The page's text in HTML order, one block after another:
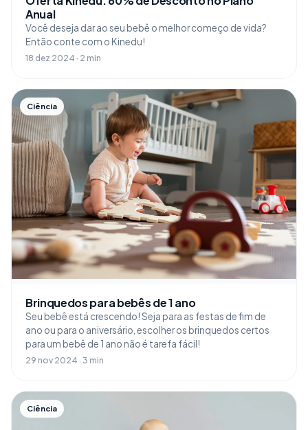
Anual
Você deseja dar ao seu bebê o melhor começo de vida?
Então conte com o Kinedu!
18 dez 2024 · 2 min
Ciência
Brinquedos para bebês de 1 ano
Seu bebê está crescendo! Seja para as festas de fim de
ano ou para o aniversário, escolher os brinquedos certos
para um bebê de 1 ano não é tarefa fácil!
29 nov 2024 · 3 min
Ciência